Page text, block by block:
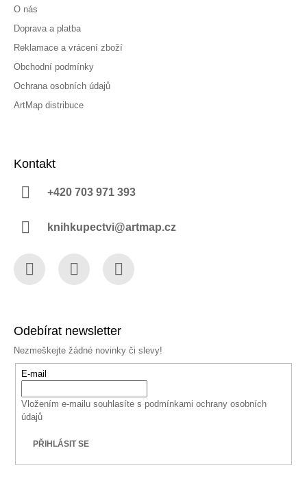
O nás
Doprava a platba
Reklamace a vrácení zboží
Obchodní podmínky
Ochrana osobních údajů
ArtMap distribuce
Kontakt
+420 703 971 393
knihkupectvi@artmap.cz
Odebírat newsletter
Nezmeškejte žádné novinky či slevy!
E-mail
Vložením e-mailu souhlasíte s podmínkami ochrany osobních
údajů
PŘIHLÁSIT SE